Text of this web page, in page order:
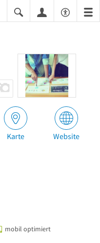
Karte Website
mobil optimiert